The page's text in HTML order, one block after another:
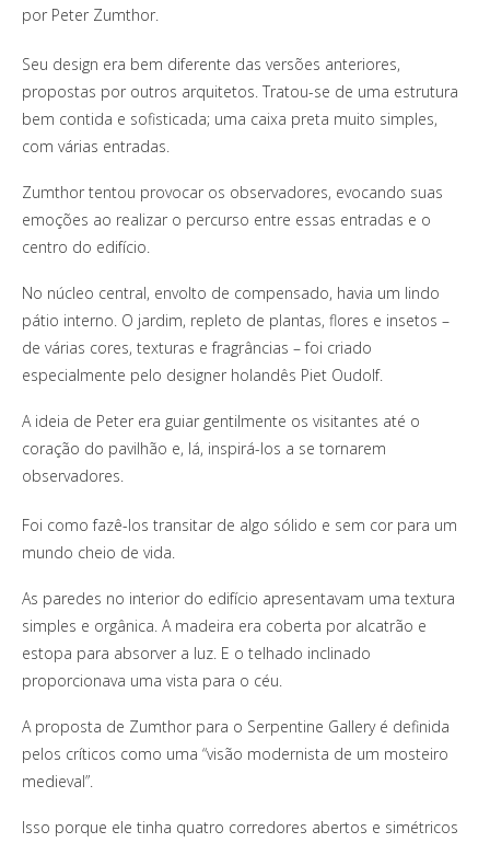
por Peter Zumthor.
Seu design era bem diferente das versões anteriores,
propostas por outros arquitetos. Tratou-se de uma estrutura
bem contida e sofisticada; uma caixa preta muito simples,
com várias entradas.
Zumthor tentou provocar os observadores, evocando suas
emoções ao realizar o percurso entre essas entradas e o
centro do edifício.
No núcleo central, envolto de compensado, havia um lindo
pátio interno. O jardim, repleto de plantas, flores e insetos –
de várias cores, texturas e fragrâncias – foi criado
especialmente pelo designer holandês Piet Oudolf.
A ideia de Peter era guiar gentilmente os visitantes até o
coração do pavilhão e, lá, inspirá-los a se tornarem
observadores.
Foi como fazê-los transitar de algo sólido e sem cor para um
mundo cheio de vida.
As paredes no interior do edifício apresentavam uma textura
simples e orgânica. A madeira era coberta por alcatrão e
estopa para absorver a luz. E o telhado inclinado
proporcionava uma vista para o céu.
A proposta de Zumthor para o Serpentine Gallery é definida
pelos críticos como uma “visão modernista de um mosteiro
medieval”.
Isso porque ele tinha quatro corredores abertos e simétricos